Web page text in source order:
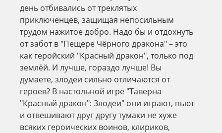
день отбивались от треклятых
приключенцев, защищая непосильным
трудом нажитое добро. Надо бы и отдохнуть
от забот в "Пещере Чёрного дракона" – это
как геройский "Красный дракон", только под
землёй. И лучше, гораздо лучше! Вы
думаете, злодеи сильно отличаются от
героев? В настольной игре "Таверна
"Красный дракон": Злодеи" они играют, пьют
и отвешивают друг другу тумаки не хуже
всяких героических воинов, клириков,